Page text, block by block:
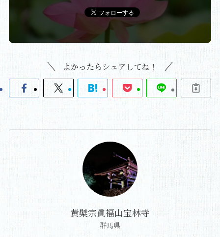
よかったらシェアしてね！
黄檗宗眞福山宝林寺
群馬県